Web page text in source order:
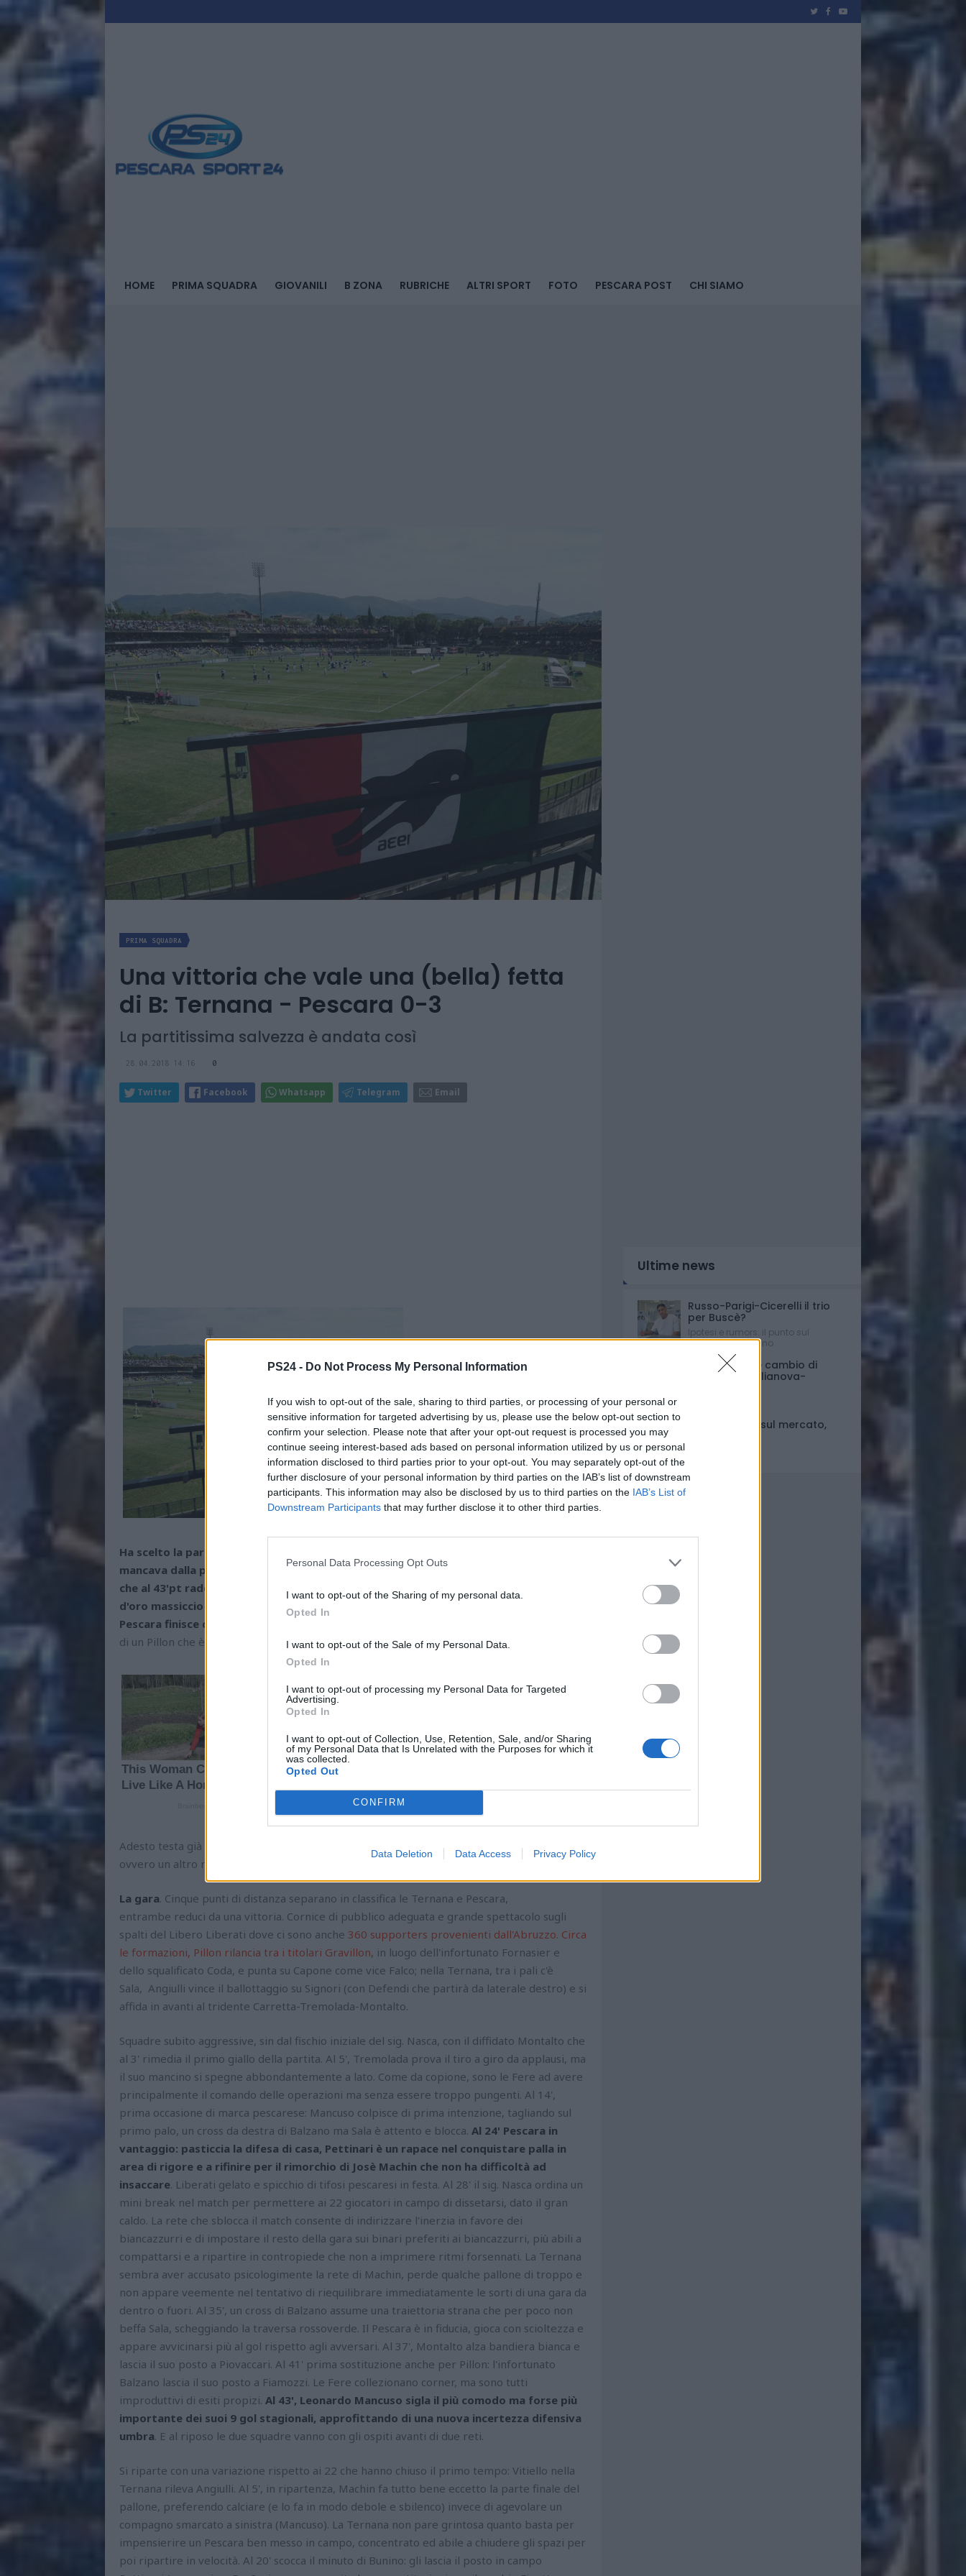
PS24 - Do Not Process My Personal Information
If you wish to opt-out of the sale, sharing to third parties, or processing of your personal or
sensitive information for targeted advertising by us, please use the below opt-out section to
confirm your selection. Please note that after your opt-out request is processed you may
continue seeing interest-based ads based on personal information utilized by us or personal
information disclosed to third parties prior to your opt-out. You may separately opt-out of the
further disclosure of your personal information by third parties on the IAB’s list of downstream
participants. This information may also be disclosed by us to third parties on the IAB’s List of
Downstream Participants that may further disclose it to other third parties.
Personal Data Processing Opt Outs
I want to opt-out of the Sharing of my personal data.
Opted In
I want to opt-out of the Sale of my Personal Data.
Opted In
I want to opt-out of processing my Personal Data for Targeted
Advertising.
Opted In
I want to opt-out of Collection, Use, Retention, Sale, and/or Sharing
of my Personal Data that Is Unrelated with the Purposes for which it
was collected.
Opted Out
CONFIRM
Data Deletion Data Access Privacy Policy
HOME PRIMA SQUADRA GIOVANILI B ZONA RUBRICHE ALTRI SPORT FOTO PESCARA POST CHI SIAMO
PRIMA SQUADRA
Una vittoria che vale una (bella) fetta
di B: Ternana - Pescara 0-3
La partitissima salvezza è andata così
28.04.2018 14:16 0
Twitter Facebook Whatsapp Telegram Email
Ha scelto la partita più importante il Pescara per ritrovare quel successo esterno che
mancava dalla prima giornata del girone di ritorno. Come allora, la firma è di Mancuso
che al 43'pt raddoppia la marcatura iniziale di Machin (23'pt) e consegna tre punti
d'oro massiccio al Delfino, suggellati col tris firmato da Capone al 39'st. Tra Ternana e
Pescara finisce dunque 3-0 per gli ospiti
di un Pillon che è sempre più nei cuori dei pescaresi.
Adesto testa già al prossimo impegno, quello di marted' 1 maggio in casa contro il Cesena,
ovvero un altro match salvezza da non sbagliare.
La gara. Cinque punti di distanza separano in classifica le Ternana e Pescara,
entrambe reduci da una vittoria. Cornice di pubblico adeguata e grande spettacolo sugli
spalti del Libero Liberati dove ci sono anche 360 supporters provenienti dall'Abruzzo. Circa
le formazioni, Pillon rilancia tra i titolari Gravillon, in luogo dell'infortunato Fornasier e
dello squalificato Coda, e punta su Capone come vice Falco; nella Ternana, tra i pali c'è
Sala, Angiulli vince il ballottaggio su Signori (con Defendi che partirà da laterale destro) e si
affida in avanti al tridente Carretta-Tremolada-Montalto.
Squadre subito aggressive, sin dal fischio iniziale del sig. Nasca, con il diffidato Montalto che
al 3' rimedia il primo giallo della partita. Al 5', Tremolada prova il tiro a giro da applausi, ma
il suo mancino si spegne abbondantemente a lato. Come da copione, sono le Fere ad avere
principalmente il comando delle operazioni ma senza essere troppo pungenti. Al 14',
prima occasione di marca pescarese: Mancuso colpisce di prima intenzione, tagliando sul
primo palo, un cross da destra di Balzano ma Sala è attento e blocca. Al 24' Pescara in
vantaggio: pasticcia la difesa di casa, Pettinari è un rapace nel conquistare palla in
area di rigore e a rifinire per il rimorchio di Josè Machin che non ha difficoltà ad
insaccare. Liberati gelato e spicchio di tifosi pescaresi in festa. Al 28' il sig. Nasca ordina un
mini break nel match per permettere ai 22 giocatori in campo di dissetarsi, dato il gran
caldo. La rete che sblocca il match consente di indirizzare l'inerzia in favore dei
biancazzurri e di impostare il resto della gara sui binari preferiti ai biancazzurri, più abili a
compattarsi e a ripartire in contropiede che non a imprimere ritmi forsennati. La Ternana
sembra aver accusato psicologimente la rete di Machin, perde qualche pallone di troppo e
non appare veemente nel tentativo di riequilibrare immediatamente le sorti di una gara da
dentro o fuori. Al 35', un cross di Balzano assume una traiettoria strana che per poco non
beffa Sala, scheggiando la traversa rossoverde. Il Pescara è in fiducia, gioca con scioltezza e
appare avvicinarsi più al gol rispetto agli avversari. Al 37', Montalto alza bandiera bianca e
lascia il suo posto a Piovaccari. Al 41' prima sostituzione anche per Pillon: l'infortunato
Balzano lascia il suo posto a Fiamozzi. Le Fere collezionano corner, ma sono tutti
improduttivi di esiti propizi. Al 43', Leonardo Mancuso sigla il più comodo ma forse più
importante dei suoi 9 gol stagionali, approfittando di una nuova incertezza difensiva
umbra. E al riposo le due squadre vanno con gli ospiti avanti di due reti.
Si riparte con una variazione rispetto ai 22 che hanno chiuso il primo tempo: Vitiello nella
Ternana rileva Angiulli. Al 5', in ripartenza, Machin fa tutto bene eccetto la parte finale del
pallone, preferendo calciare (e lo fa in modo debole e sbilenco) invece di agevolare un
compagno smarcato a sinistra (Mancuso). La Ternana non pare grintosa quanto basta per
impensierire un Pescara ben messo in campo, concentrato ed abile a chiudere gli spazi per
poi ripartire in velocità. Al 20' scocca il minuto di Bunino: gli lascia il posto in campo
Ultime news
Russo-Parigi-Cicerelli il trio
per Buscè?
Ipotesi e rumors: il punto sul
mercato del Delfino
Porte chiuse e cambio di
orario per Giulianova-
Fase di stallo sul mercato,